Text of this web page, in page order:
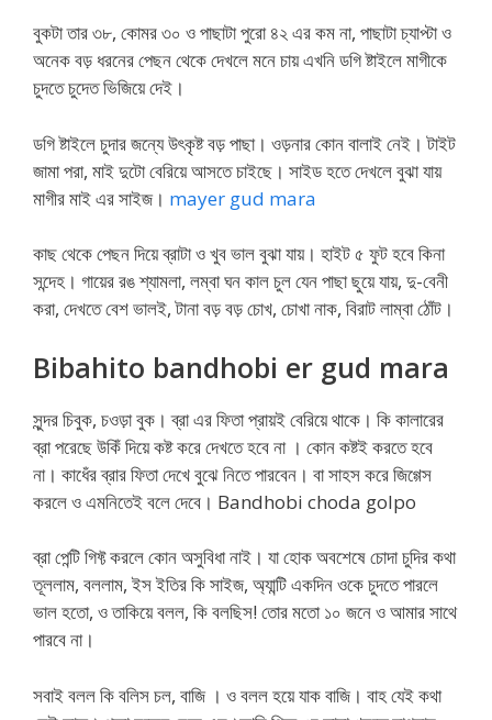
বুকটা তার ৩৮, কোমর ৩০ ও পাছাটা পুরো ৪২ এর কম না, পাছাটা চ্যাপ্টা ও
অনেক বড় ধরনের পেছন থেকে দেখলে মনে চায় এখনি ডগি ষ্টাইলে মাগীকে
চুদতে চুদেত ভিজিয়ে দেই।
ডগি ষ্টাইলে চুদার জন্যে উৎকৃষ্ট বড় পাছা। ওড়নার কোন বালাই নেই। টাইট
জামা পরা, মাই দুটো বেরিয়ে আসতে চাইছে। সাইড হতে দেখলে বুঝা যায়
মাগীর মাই এর সাইজ। mayer gud mara
কাছ থেকে পেছন দিয়ে ব্রাটা ও খুব ভাল বুঝা যায়। হাইট ৫ ফুট হবে কিনা
সন্দেহ। গায়ের রঙ শ্যামলা, লম্বা ঘন কাল চুল যেন পাছা ছুয়ে যায়, দু-বেনী
করা, দেখতে বেশ ভালই, টানা বড় বড় চোখ, চোখা নাক, বিরাট লাম্বা ঠোঁট।
Bibahito bandhobi er gud mara
সুন্দর চিবুক, চওড়া বুক। ব্রা এর ফিতা প্রায়ই বেরিয়ে থাকে। কি কালারের
ব্রা পরেছে উকিঁ দিয়ে কষ্ট করে দেখতে হবে না । কোন কষ্টই করতে হবে
না। কাধেঁর ব্রার ফিতা দেখে বুঝে নিতে পারবেন। বা সাহস করে জিগ্গেস
করলে ও এমনিতেই বলে দেবে। Bandhobi choda golpo
ব্রা পেন্টি গিফ্ট করলে কোন অসুবিধা নাই। যা হোক অবশেষে চোদা চুদির কথা
তূললাম, বললাম, ইস ইতির কি সাইজ, অ্যান্টি একদিন ওকে চুদতে পারলে
ভাল হতো, ও তাকিয়ে বলল, কি বলছিস! তোর মতো ১০ জনে ও আমার সাথে
পারবে না।
সবাই বলল কি বলিস চল, বাজি । ও বলল হয়ে যাক বাজি। বাহ যেই কথা